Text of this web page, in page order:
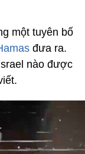
một tuyên bố
đưa ra.
nào được